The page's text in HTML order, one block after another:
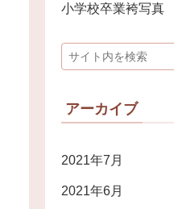
小学校卒業袴写真
アーカイブ
2021年7月
2021年6月